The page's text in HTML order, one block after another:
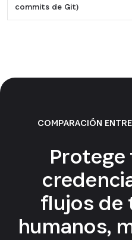
commits de Git)
COMPARACIÓN
flujos de
humanos,